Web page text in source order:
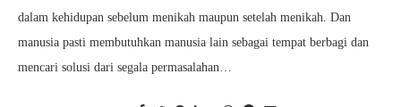
dalam kehidupan sebelum menikah maupun setelah menikah. Dan
manusia pasti membutuhkan manusia lain sebagai tempat berbagi dan
mencari solusi dari segala permasalahan…